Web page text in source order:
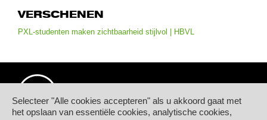
Selecteer "Alle cookies accepteren" als u akkoord gaat met
het opslaan van essentiële cookies, analytische cookies,
VERSCHENEN
PXL-studenten maken zichtbaarheid stijlvol | HBVL